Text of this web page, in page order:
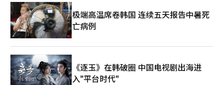
极端高温席卷韩国 连续五天报告中暑死
亡病例
《逐玉》在韩破圈 中国电视剧出海进
入"平台时代"